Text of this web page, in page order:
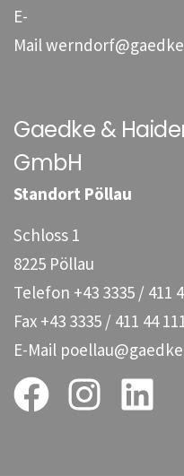
E-
Mail
Gaedke &
GmbH
Standort Pöllau
Schloss 1
8225 Pöllau
Telefon +43 3335 / 411
Fax +43 3335 / 411 44
E-Mail